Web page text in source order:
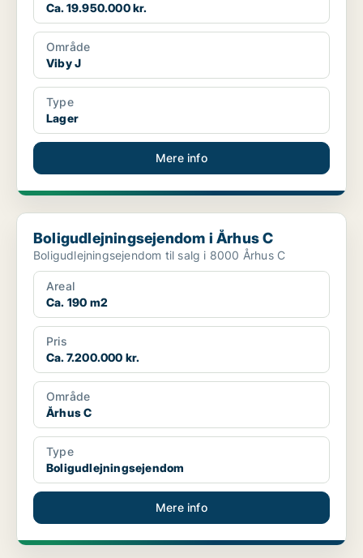
Ca. 19.950.000 kr.
Område
Viby J
Type
Lager
Mere info
Boligudlejningsejendom i Århus C
Boligudlejningsejendom i Århus C
Boligudlejningsejendom til salg i 8000 Århus C
Areal
Ca. 190 m2
Pris
Ca. 7.200.000 kr.
Område
Århus C
Type
Boligudlejningsejendom
Mere info